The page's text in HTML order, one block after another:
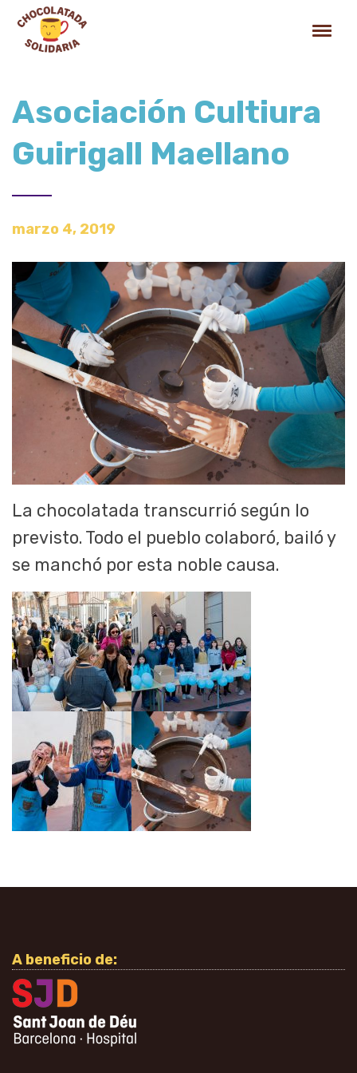
Asociación Cultiura
Guirigall Maellano
marzo 4, 2019
La chocolatada transcurrió según lo
previsto. Todo el pueblo colaboró, bailó y
se manchó por esta noble causa.
A beneficio de: